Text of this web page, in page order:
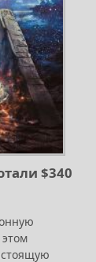
$340